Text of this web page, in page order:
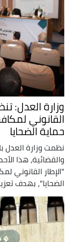
وزارة العدل:
القانوني
حماية الضحايا
نظمت وزارة العدل
والقضائية، هذا
"الإطار القانوني
الضحايا"، بهدف